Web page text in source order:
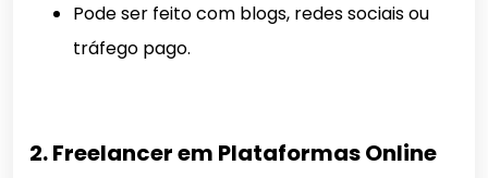
Pode ser feito com blogs, redes sociais ou
tráfego pago.
2. Freelancer em Plataformas Online